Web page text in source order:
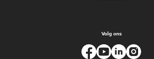
Volg ons